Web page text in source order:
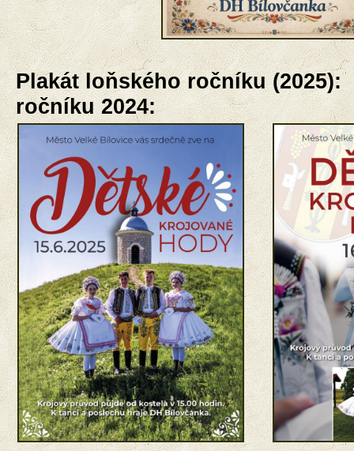
Plakát loňského ročníku
ročníku 2024: